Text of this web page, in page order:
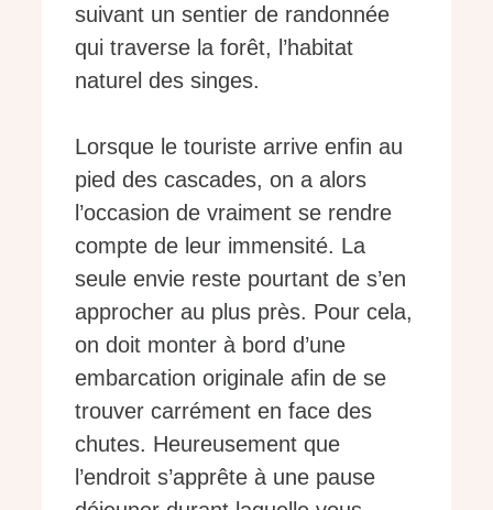
suivant un sentier de randonnée
qui traverse la forêt, l’habitat
naturel des singes.
Lorsque le touriste arrive enfin au
pied des cascades, on a alors
l’occasion de vraiment se rendre
compte de leur immensité. La
seule envie reste pourtant de s’en
approcher au plus près. Pour cela,
on doit monter à bord d’une
embarcation originale afin de se
trouver carrément en face des
chutes. Heureusement que
l’endroit s’apprête à une pause